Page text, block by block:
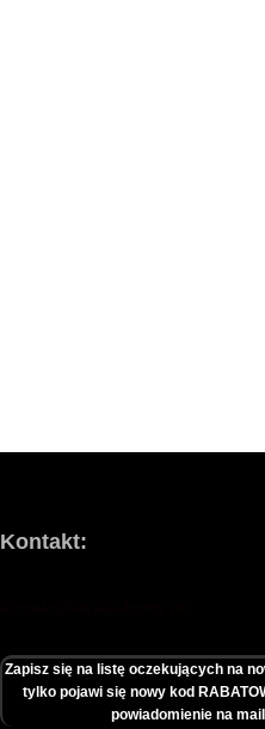
Kontakt:
Zapisz się na listę oczekujących na
tylko pojawi się nowy kod
powiadomienie na